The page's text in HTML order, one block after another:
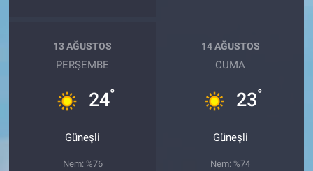
13 AĞUSTOS
PERŞEMBE
24°
Güneşli
Nem: %76
14 AĞUSTOS
CUMA
23°
Güneşli
Nem: %74